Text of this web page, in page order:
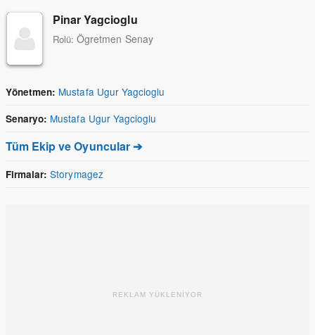
Pinar Yagcioglu
Rolü: Ögretmen Senay
Yönetmen: Mustafa Ugur Yagcioglu
Senaryo: Mustafa Ugur Yagcioglu
Tüm Ekip ve Oyuncular ➔
Firmalar: Storymagez
REKLAM YÜKLENİYOR